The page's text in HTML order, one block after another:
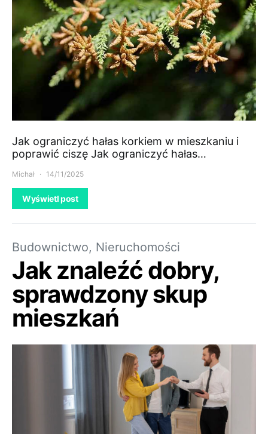
Jak ograniczyć hałas korkiem w mieszkaniu i
poprawić ciszę Jak ograniczyć hałas…
Michał 14/11/2025
Wyświetl post
Budownictwo, Nieruchomości
Jak znaleźć dobry,
sprawdzony skup
mieszkań